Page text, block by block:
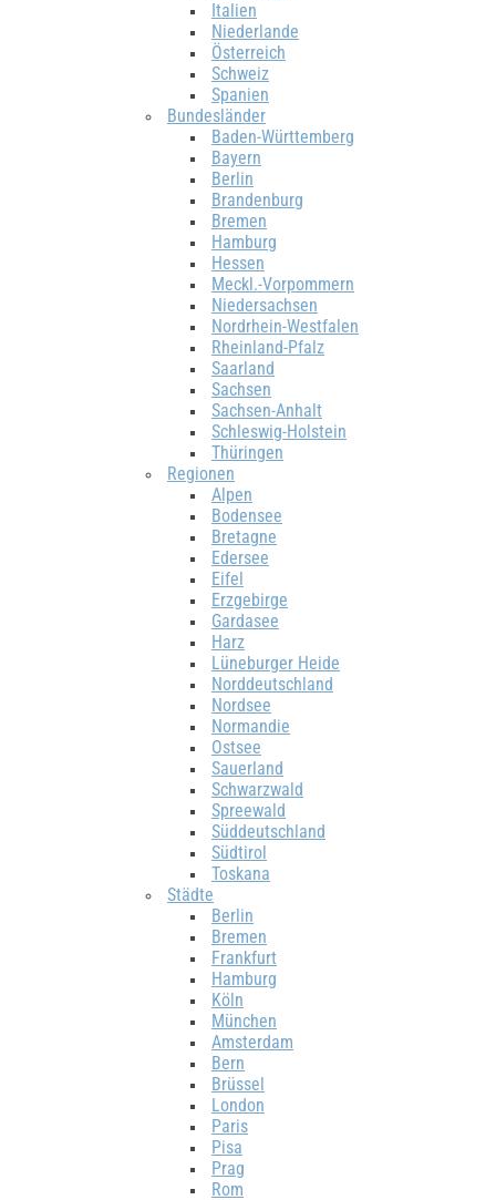
Italien
Niederlande
Österreich
Schweiz
Spanien
Bundesländer
Baden-Württemberg
Bayern
Berlin
Brandenburg
Bremen
Hamburg
Hessen
Meckl.-Vorpommern
Niedersachsen
Nordrhein-Westfalen
Rheinland-Pfalz
Saarland
Sachsen
Sachsen-Anhalt
Schleswig-Holstein
Thüringen
Regionen
Alpen
Bodensee
Bretagne
Edersee
Eifel
Erzgebirge
Gardasee
Harz
Lüneburger Heide
Norddeutschland
Nordsee
Normandie
Ostsee
Sauerland
Schwarzwald
Spreewald
Süddeutschland
Südtirol
Toskana
Städte
Berlin
Bremen
Frankfurt
Hamburg
Köln
München
Amsterdam
Bern
Brüssel
London
Paris
Pisa
Prag
Rom